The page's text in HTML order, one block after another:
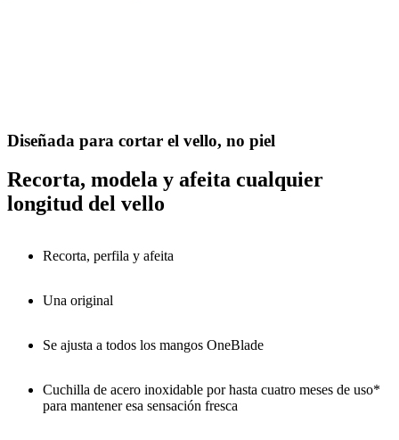
Diseñada para cortar el vello, no piel
Recorta, modela y afeita cualquier
longitud del vello
Recorta, perfila y afeita
Una original
Se ajusta a todos los mangos OneBlade
Cuchilla de acero inoxidable por hasta cuatro meses de uso*
para mantener esa sensación fresca